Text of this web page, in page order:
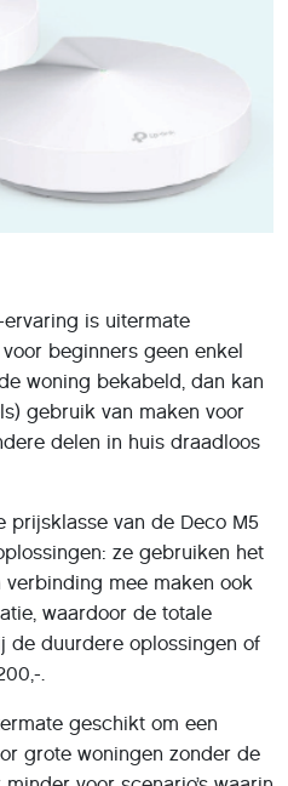
is uitermate
beginners geen enkel
woning bekabeld, dan kan
gebruik van maken voor
delen in huis draadloos
prijsklasse van de Deco M5
ze gebruiken het
mee maken ook
waardoor de totale
de duurdere oplossingen of
.
geschikt om een
grote woningen zonder de